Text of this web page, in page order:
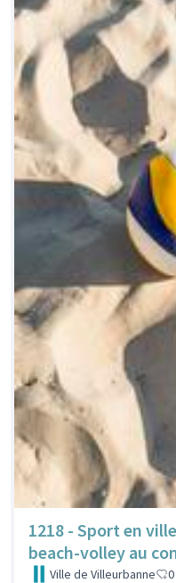
1218 - Sport en
beach-volley au
Ville de Villeurbanne 0